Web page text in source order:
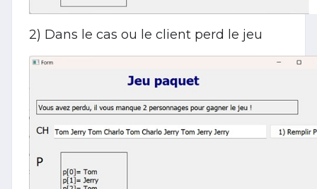
2) Dans le cas ou le client perd le jeu